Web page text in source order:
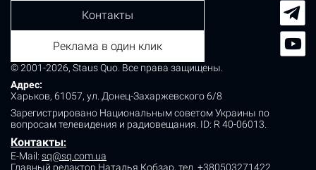
© 2001-2026, Staus Quo. Все права защищены.
Адрес:
Харьков, 61057, ул. Донец-Захаржевского 6/8
Зарегистрировано Национальным советом Украины по
вопросам телевидения и радиовещания. ID: R 40-06013.
Контакты:
E-Mail: sq@sq.com.ua
Главный редактор Наталья Кобзар, тел. +380503271422
Контакты
Реклама в один клик